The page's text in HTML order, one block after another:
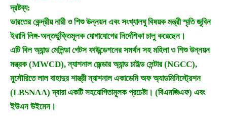
দ্রষ্টব্য:
ভারতের কেন্দ্রীয় নারী ও শিশু উন্নয়ন এবং সংখ্যালঘু বিষয়ক মন্ত্রী স্মৃতি জুবিন
ইরানি লিঙ্গ-অন্তর্ভুক্তিমূলক যোগাযোগের নির্দেশিকা চালু করেছেন।
এটি বিল অ্যান্ড মেলিন্ডা গেটস ফাউন্ডেশনের সমর্থন সহ মহিলা ও শিশু উন্নয়ন
মন্ত্রক (MWCD), ন্যাশনাল জেন্ডার অ্যান্ড চাইল্ড সেন্টার (NGCC),
মুসৌরিতে লাল বাহাদুর শাস্ত্রী ন্যাশনাল একাডেমি অফ অ্যাডমিনিস্ট্রেশন
(LBSNAA) দ্বারা একটি সহযোগিতামূলক প্রচেষ্টা। (বিএমজিএফ) এবং
ইউএন উইমেন।